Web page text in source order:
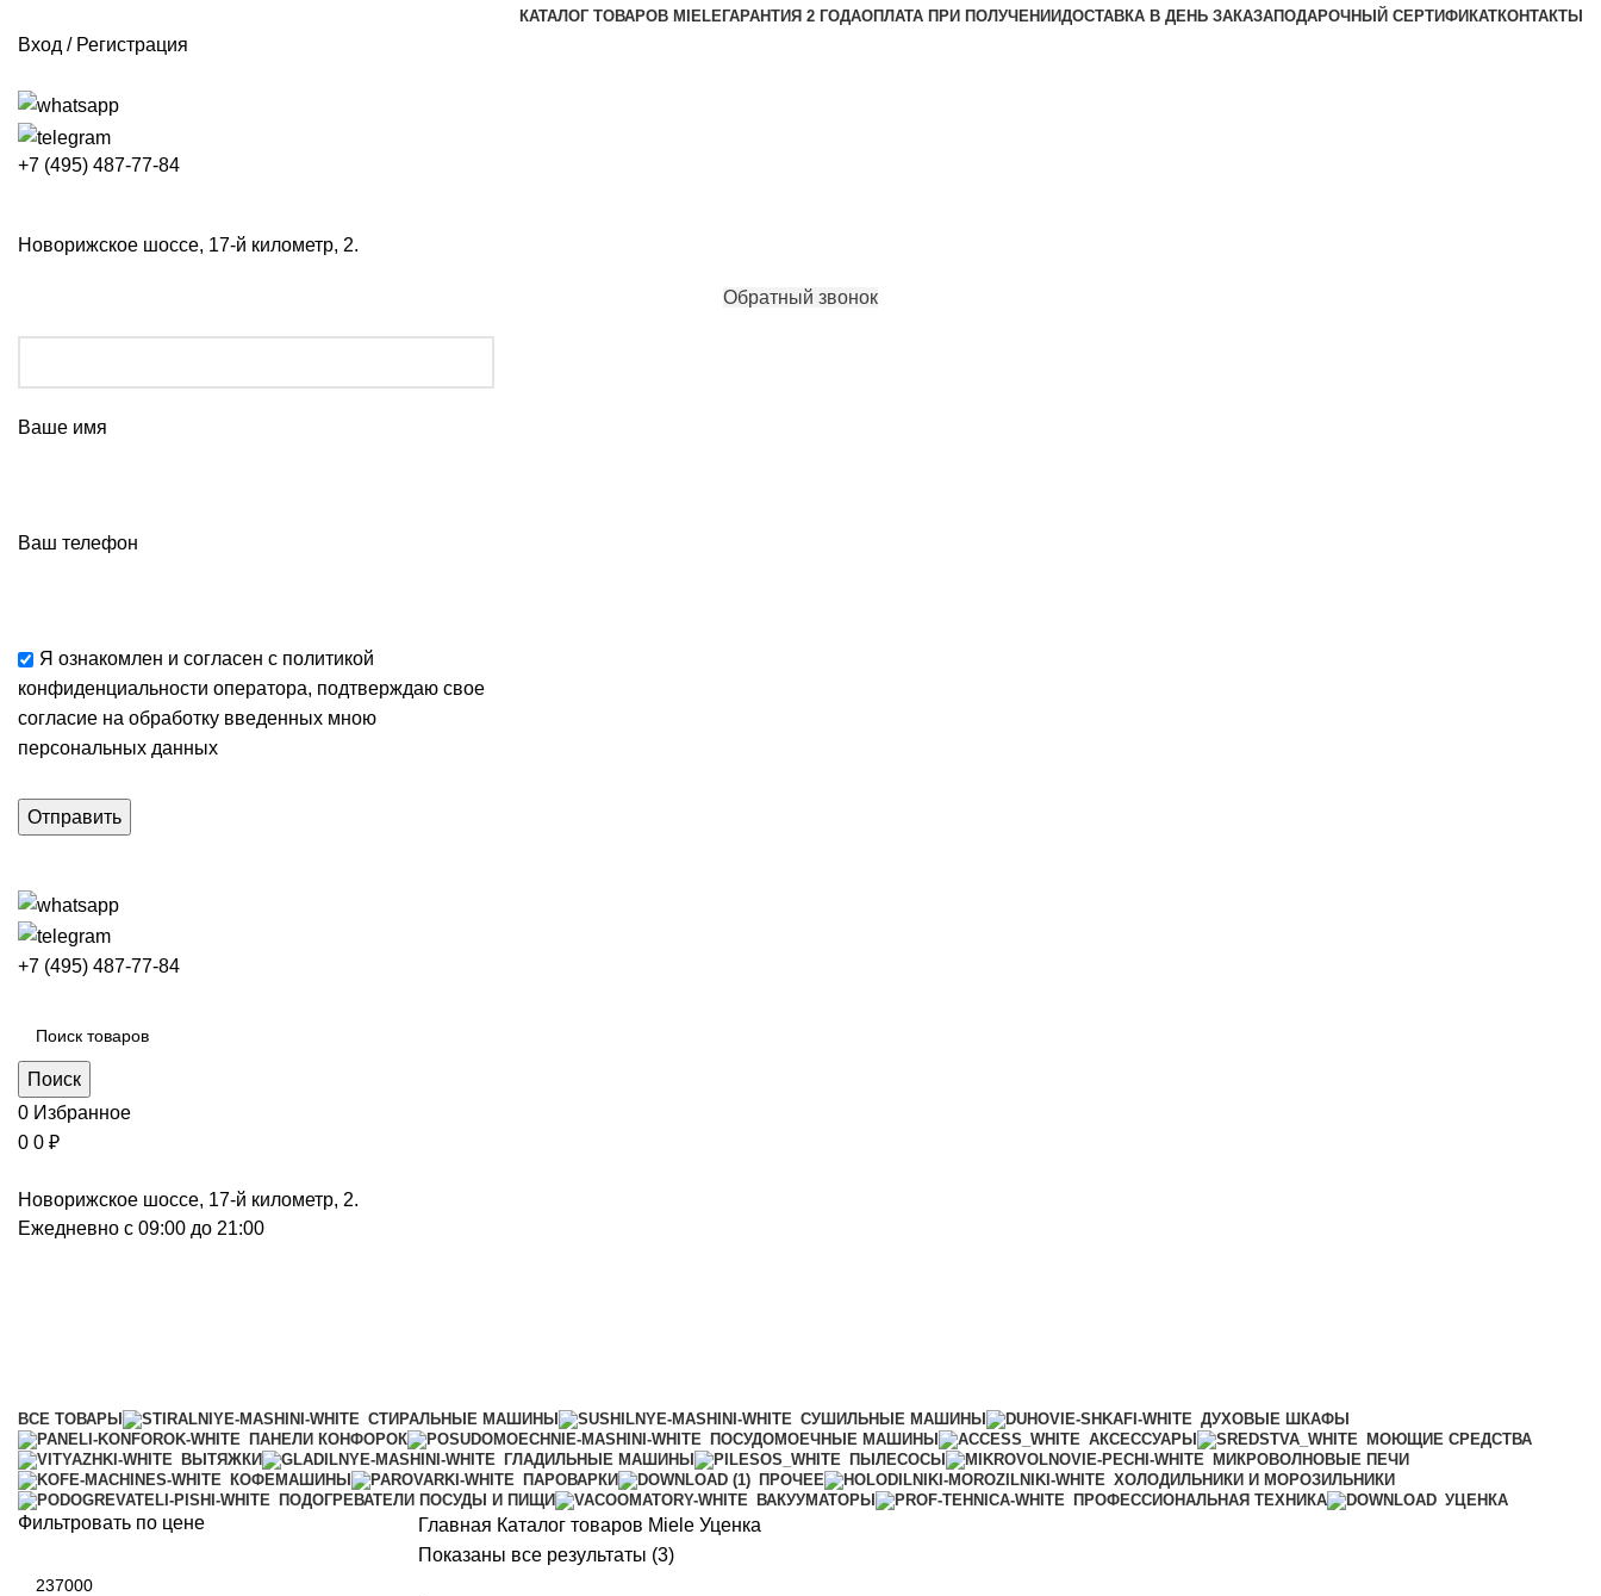
КАТАЛОГ ТОВАРОВ MIELEГАРАНТИЯ 2 ГОДАОПЛАТА ПРИ ПОЛУЧЕНИИДОСТАВКА В ДЕНЬ ЗАКАЗАПОДАРОЧНЫЙ СЕРТИФИКАТКОНТАКТЫ
Вход / Регистрация
+7 (495) 487-77-84
Новорижское шоссе, 17-й километр, 2.
Обратный звонок
Ваше имя
Ваш телефон
Я ознакомлен и согласен с политикой
конфиденциальности оператора, подтверждаю свое
согласие на обработку введенных мною
персональных данных
+7 (495) 487-77-84
Поиск
0 Избранное
0 0 ₽
Новорижское шоссе, 17-й километр, 2.
Ежедневно с 09:00 до 21:00
ВСЕ ТОВАРЫ СТИРАЛЬНЫЕ МАШИНЫ СУШИЛЬНЫЕ МАШИНЫ
ДУХОВЫЕ ШКАФЫ
ПАНЕЛИ КОНФОРОК
ПОСУДОМОЕЧНЫЕ МАШИНЫ АКСЕССУАРЫ
МОЮЩИЕ СРЕДСТВА
ВЫТЯЖКИ
ГЛАДИЛЬНЫЕ МАШИНЫ ПЫЛЕСОСЫ
МИКРОВОЛНОВЫЕ ПЕЧИ
КОФЕМАШИНЫ
ПАРОВАРКИ ПРОЧЕЕ
ХОЛОДИЛЬНИКИ И МОРОЗИЛЬНИКИ
ПОДОГРЕВАТЕЛИ ПОСУДЫ И ПИЩИ
ВАКУУМАТОРЫ ПРОФЕССИОНАЛЬНАЯ ТЕХНИКА УЦЕНКА
Фильтровать по цене Главная Каталог товаров Miele Уценка
Показаны все результаты (3)Сортировка: